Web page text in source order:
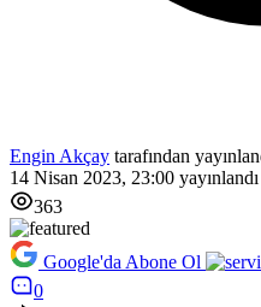
Engin Akçay tarafından
14 Nisan 2023, 23:00 yayınlandı
363
Google'da Abone Ol
0